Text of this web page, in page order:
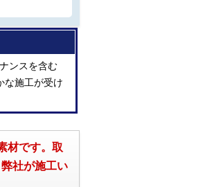
ンスを含む
な施工が受け
材です。取
社が施工い